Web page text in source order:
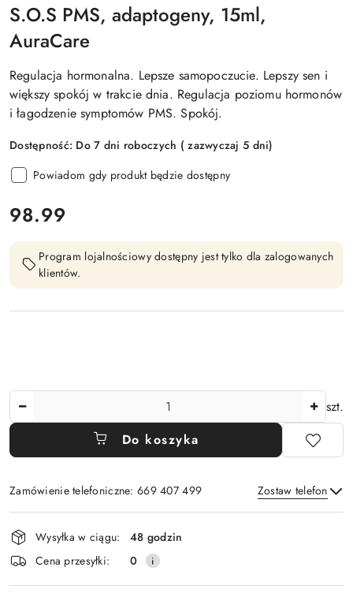
S.O.S PMS, adaptogeny, 15ml,
AuraCare
Regulacja hormonalna. Lepsze samopoczucie. Lepszy sen i
większy spokój w trakcie dnia. Regulacja poziomu hormonów
i łagodzenie symptomów PMS. Spokój.
Dostępność: Do 7 dni roboczych ( zazwyczaj 5 dni)
Powiadom gdy produkt będzie dostępny
cena:
98.99
Program lojalnościowy dostępny jest tylko dla zalogowanych
klientów.
szt.
Do koszyka
Zamówienie telefoniczne: 669 407 499 Zostaw telefon
Wyślij
Dostępność
i
dostawa
Wysyłka w ciągu:
48 godzin
Cena przesyłki:
0